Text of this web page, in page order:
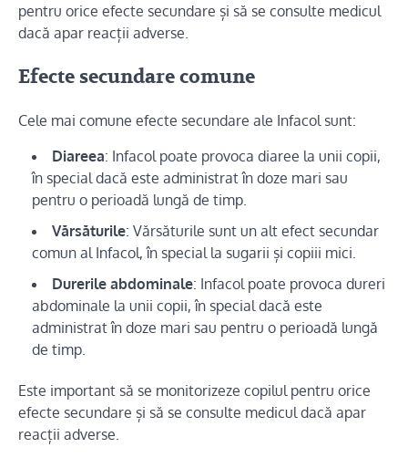
pentru orice efecte secundare și să se consulte medicul
dacă apar reacții adverse.
Efecte secundare comune
Cele mai comune efecte secundare ale Infacol sunt:
Diareea: Infacol poate provoca diaree la unii copii,
în special dacă este administrat în doze mari sau
pentru o perioadă lungă de timp.
Vărsăturile: Vărsăturile sunt un alt efect secundar
comun al Infacol, în special la sugarii și copiii mici.
Durerile abdominale: Infacol poate provoca dureri
abdominale la unii copii, în special dacă este
administrat în doze mari sau pentru o perioadă lungă
de timp.
Este important să se monitorizeze copilul pentru orice
efecte secundare și să se consulte medicul dacă apar
reacții adverse.